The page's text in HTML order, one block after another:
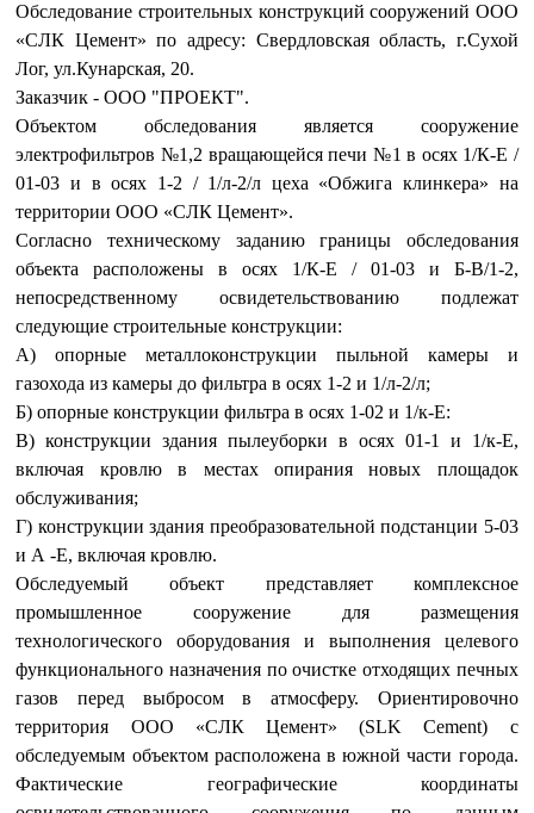
Обследование строительных конструкций сооружений ООО
«СЛК Цемент» по адресу: Свердловская область, г.Сухой
Лог, ул.Кунарская, 20.
Заказчик - ООО "ПРОЕКТ".
Объектом обследования является сооружение
электрофильтров №1,2 вращающейся печи №1 в осях 1/К-Е /
01-03 и в осях 1-2 / 1/л-2/л цеха «Обжига клинкера» на
территории ООО «СЛК Цемент».
Согласно техническому заданию границы обследования
объекта расположены в осях 1/К-Е / 01-03 и Б-В/1-2,
непосредственному освидетельствованию подлежат
следующие строительные конструкции:
А) опорные металлоконструкции пыльной камеры и
газохода из камеры до фильтра в осях 1-2 и 1/л-2/л;
Б) опорные конструкции фильтра в осях 1-02 и 1/к-Е:
В) конструкции здания пылеуборки в осях 01-1 и 1/к-Е,
включая кровлю в местах опирания новых площадок
обслуживания;
Г) конструкции здания преобразовательной подстанции 5-03
и А -Е, включая кровлю.
Обследуемый объект представляет комплексное
промышленное сооружение для размещения
технологического оборудования и выполнения целевого
функционального назначения по очистке отходящих печных
газов перед выбросом в атмосферу. Ориентировочно
территория ООО «СЛК Цемент» (SLK Cement) с
обследуемым объектом расположена в южной части города.
Фактические географические координаты